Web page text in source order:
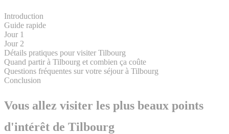
Introduction
Guide rapide
Jour 1
Jour 2
Détails pratiques pour visiter Tilbourg
Quand partir à Tilbourg et combien ça coûte
Questions fréquentes sur votre séjour à Tilbourg
Conclusion
Vous allez visiter les plus beaux points
d'intérêt de Tilbourg